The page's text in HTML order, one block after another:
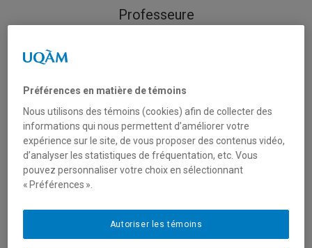
Professeure
Préférences en matière de témoins
Nous utilisons des témoins (cookies) afin de collecter des
informations qui nous permettent d’améliorer votre
expérience sur le site, de vous proposer des contenus vidéo,
d’analyser les statistiques de fréquentation, etc. Vous
pouvez personnaliser votre choix en sélectionnant
« Préférences ».
Autoriser les témoins